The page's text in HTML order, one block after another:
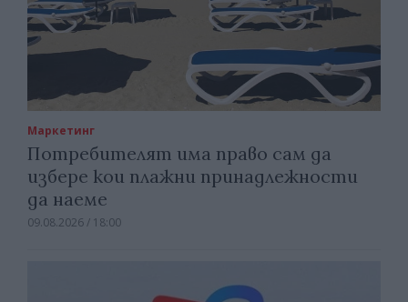
Маркетинг
Потребителят има право сам да
избере кои плажни принадлежности
да наеме
09.08.2026 / 18:00